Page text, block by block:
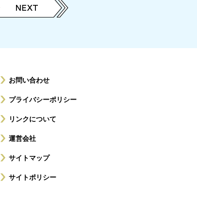
お問い合わせ
プライバシーポリシー
リンクについて
運営会社
サイトマップ
サイトポリシー